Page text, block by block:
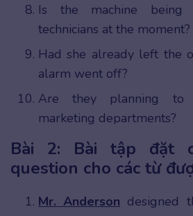
Is the machine
technicians at the moment?
Had she already left the
alarm went off?
Are they planning
marketing departments?
Bài 2: Bài tập đặt
question cho các từ
Mr. Anderson designed